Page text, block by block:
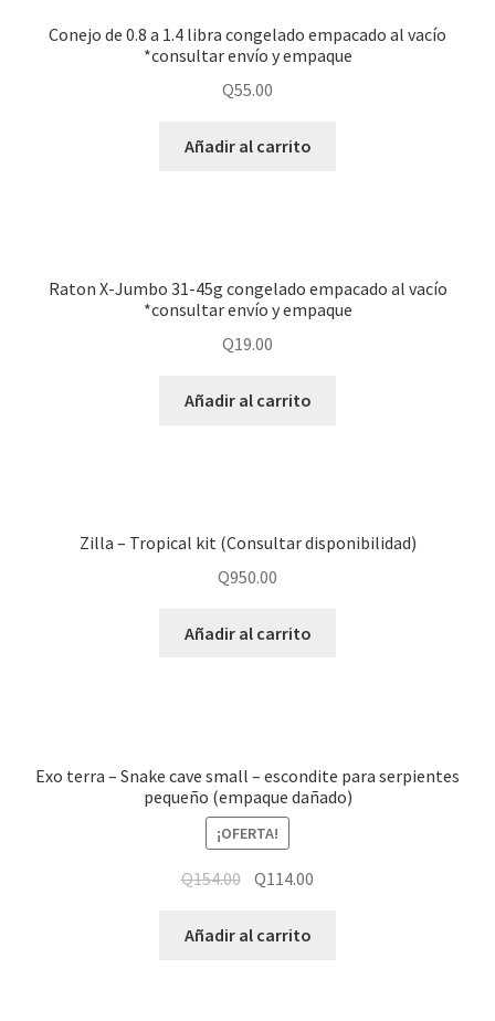
Conejo de 0.8 a 1.4 libra congelado empacado al vacío
*consultar envío y empaque
Q55.00
Añadir al carrito
Raton X-Jumbo 31-45g congelado empacado al vacío
*consultar envío y empaque
Q19.00
Añadir al carrito
Zilla – Tropical kit (Consultar disponibilidad)
Q950.00
Añadir al carrito
Exo terra – Snake cave small – escondite para serpientes
pequeño (empaque dañado)
¡OFERTA!
Q154.00 Q114.00
Añadir al carrito